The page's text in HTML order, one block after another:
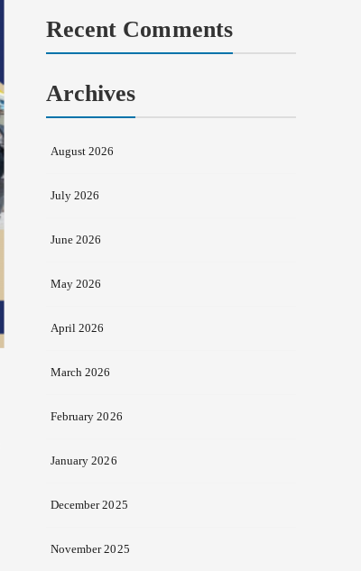
Recent Comments
Archives
August 2026
July 2026
June 2026
May 2026
April 2026
March 2026
February 2026
January 2026
December 2025
November 2025